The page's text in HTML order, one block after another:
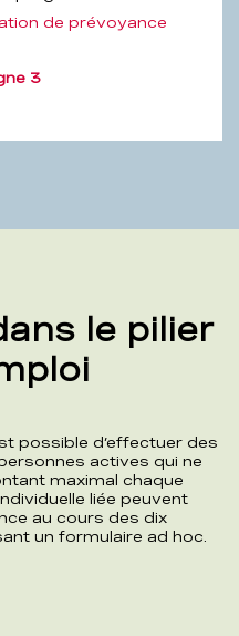
de prévoyance
3
le pilier
possible d’effectuer des
actives qui ne
maximal chaque
liée peuvent
au cours des dix
un formulaire ad hoc.